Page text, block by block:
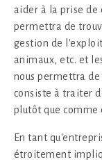
aider à la prise de
permettra de
gestion de
animaux, etc. et
nous permettra
consiste à traiter
plutôt que comme
En tant
étroitement